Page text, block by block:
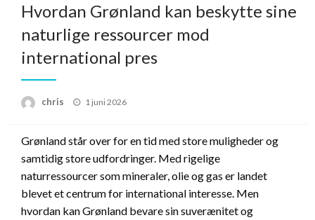
Hvordan Grønland kan beskytte sine
naturlige ressourcer mod
international pres
chris
Posted
1 juni 2026
Grønland står over for en tid med store muligheder og
samtidig store udfordringer. Med rigelige
naturressourcer som mineraler, olie og gas er landet
blevet et centrum for international interesse. Men
hvordan kan Grønland bevare sin suverænitet og